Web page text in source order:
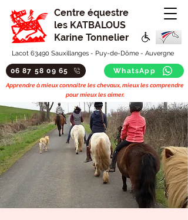
Centre équestre
les KATBALOUS
Karine Tonnelier
Lacot 63490 Sauxillanges - Puy-de-Dôme - Auvergne
06 87 58 09 65 WhatsApp
Apprendre à mieux connaitre les chevaux, mieux les comprendre
pour mieux les aimer.